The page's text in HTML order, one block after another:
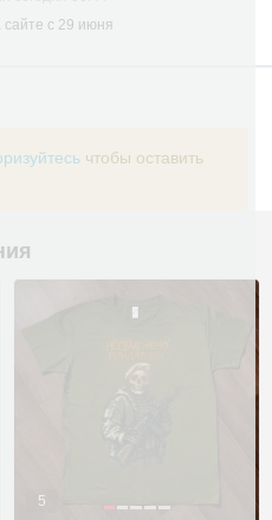
сайте с 29 июня
чтобы оставить
5